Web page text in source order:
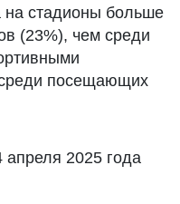
на стадионы больше
(23%), чем среди
посещающих
2025 года